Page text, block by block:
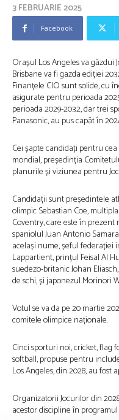
3 FEBRUARIE 2025
Facebook
Orașul Los Angeles va găzdui
Brisbane va fi gazda ediției
Finanțele CIO sunt solide, cu
asigurate pentru perioada
perioada 2029-2032, dar trei
Panasonic, au pus capăt în
Cei șapte candidați pentru
mondial, președinția
planurile și viziunea pentru
Candidații sunt președintele
olimpic Sebastian Coe,
Coventry, care este în
spaniolul Juan Antonio
același nume, șeful federației
Lappartient, prințul Feisal Al
suedezo-britanic Johan
de schi, și japonezul Morinori
Votul se va da pe 20 martie
comitele olimpice naționale.
Cinci sporturi noi, cricket, flag
softball, propuse pentru
Los Angeles, din 2028, au
Organizatorii Jocurilor din
acestor discipline în